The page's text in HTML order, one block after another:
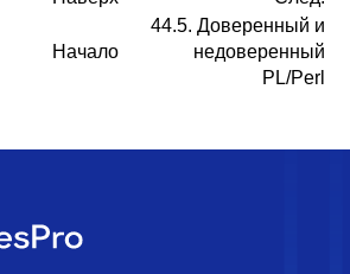
Начало
44.5. Доверенный и
недоверенный
PL/Perl